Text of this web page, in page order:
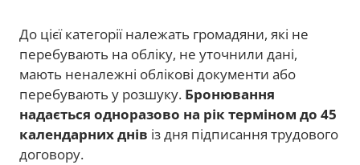
До цієї категорії належать громадяни, які не
перебувають на обліку, не уточнили дані,
мають неналежні облікові документи або
перебувають у розшуку. Бронювання
надається одноразово на рік терміном до 45
календарних днів із дня підписання трудового
договору.